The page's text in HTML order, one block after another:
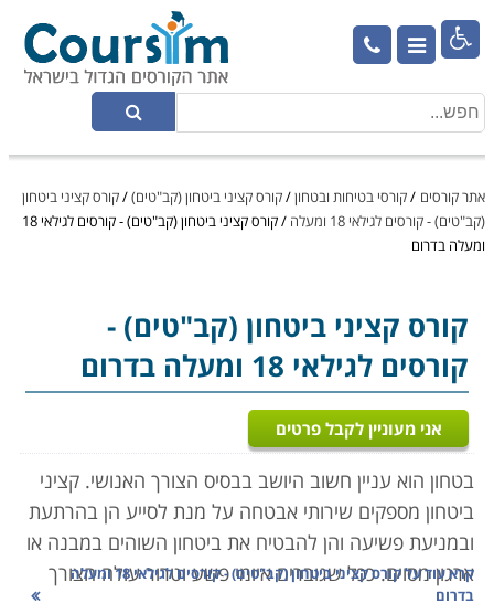

אתר קורסים /קורסי בטיחות ובטחון/קורס קציני ביטחון (קב"טים)/קורס קציני ביטחון
(קב"טים) - קורסים לגילאי 18 ומעלה
/
קורס קציני ביטחון (קב"טים) - קורסים לגילאי 18
ומעלה בדרום
קורס קציני ביטחון (קב"טים) -
קורסים לגילאי 18 ומעלה בדרום
אני מעוניין לקבל פרטים
בטחון הוא עניין חשוב היושב בבסיס הצורך האנושי. קציני
ביטחון מספקים שירותי אבטחה על מנת לסייע הן בהרתעת
ובמניעת פשיעה והן להבטיח את ביטחון השוהים במבנה או
ארגון מסוים. ככל שגוברים איומי פשע וטרור עולה הצורך
באנשי ביטחון מיומנים בייחוד במקומות כגון בנקים, בתי
קרא עוד על
קורס קציני ביטחון (קב"טים) - קורסים לגילאי 18 ומעלה
בדרום